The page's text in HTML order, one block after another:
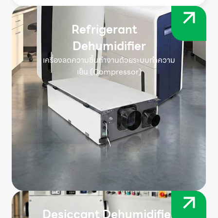
Refrigerant
Dehumidifier
เครื่องลดความชื้นทำงานด้วยระบบทำความ
เย็น (Compressor)